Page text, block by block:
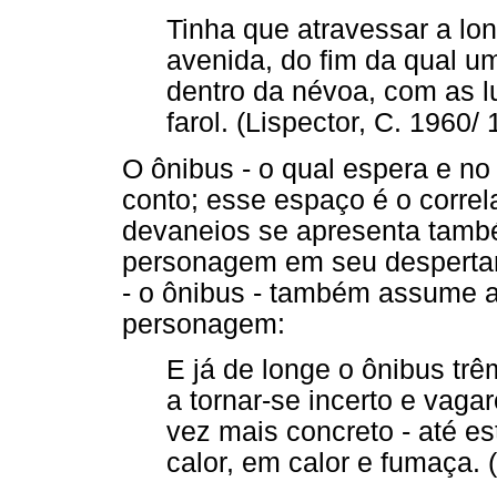
Tinha que atravessar a
avenida, do fim da qual
dentro da névoa, com as
farol. (Lispector, C. 1960/
O ônibus - o qual espera e
conto; esse espaço é o
devaneios se apresenta
personagem em seu
- o ônibus - também assume
personagem:
E já de longe o ônibus
a tornar-se incerto e
vez mais concreto - até
calor, em calor e fumaça.